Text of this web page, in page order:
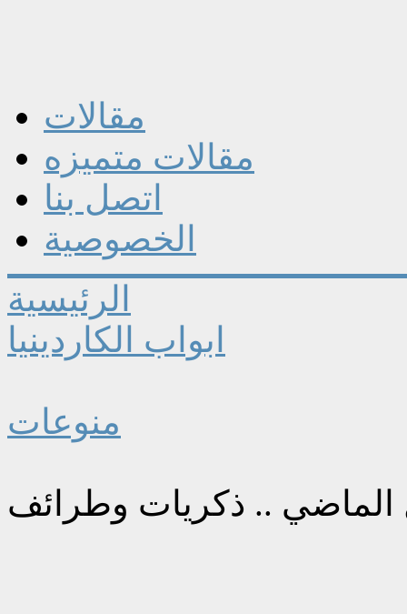
مقالات
مقالات متميزه
اتصل بنا
الخصوصية
الرئيسية
ابواب الكاردينيا
منوعات
.. ذكريات وطرائف